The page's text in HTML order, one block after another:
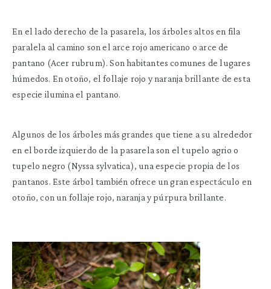
En el lado derecho de la pasarela, los árboles altos en fila
paralela al camino son el arce rojo americano o arce de
pantano (Acer rubrum). Son habitantes comunes de lugares
húmedos. En otoño, el follaje rojo y naranja brillante de esta
especie ilumina el pantano.
Algunos de los árboles más grandes que tiene a su alrededor
en el borde izquierdo de la pasarela son el tupelo agrio o
tupelo negro (Nyssa sylvatica), una especie propia de los
pantanos. Este árbol también ofrece un gran espectáculo en
otoño, con un follaje rojo, naranja y púrpura brillante.